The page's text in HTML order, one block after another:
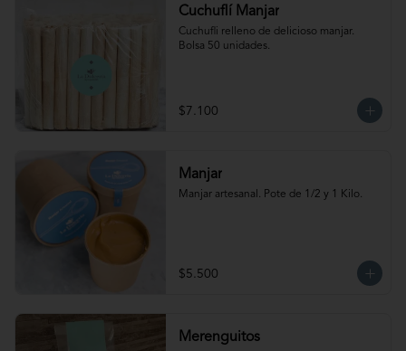
Cuchuflí Manjar
Cuchufli relleno de delicioso manjar.
Bolsa 50 unidades.
$7.100
Manjar
Manjar artesanal. Pote de 1/2 y 1 Kilo.
$5.500
Merenguitos